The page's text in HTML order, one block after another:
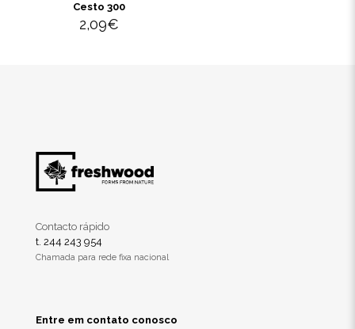
Cesto 300
2,09€
Contacto rápido
t. 244 243 954
Chamada para rede fixa nacional
Entre em contato conosco